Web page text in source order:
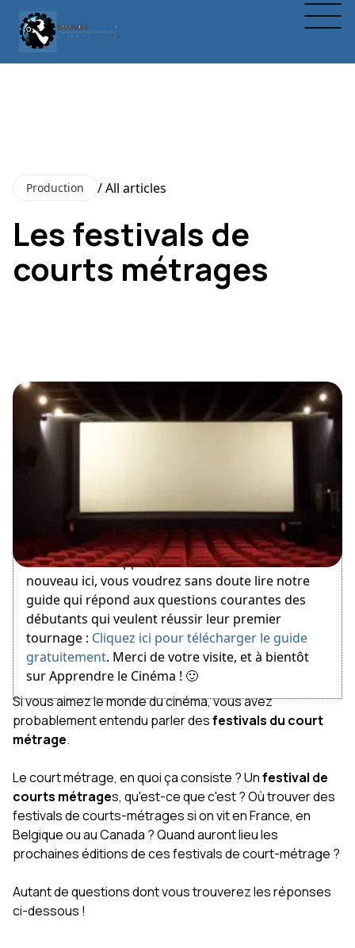
Production / All articles
Les festivals de
courts métrages
February 14, 2016
Bienvenue sur Apprendre le Cinéma ! Si vous êtes
nouveau ici, vous voudrez sans doute lire notre
guide qui répond aux questions courantes des
débutants qui veulent réussir leur premier
tournage : Cliquez ici pour télécharger le guide
gratuitement. Merci de votre visite, et à bientôt
sur Apprendre le Cinéma ! 🙂
Si vous aimez le monde du cinéma, vous avez
probablement entendu parler desfestivals du court
métrage.
Le court métrage, en quoi ça consiste ? Unfestival de
courts métrages, qu'est-ce que c'est ? Où trouver des
festivals de courts-métrages si on vit en France, en
Belgique ou au Canada ? Quand auront lieu les
prochaines éditions de ces festivals de court-métrage ?
Autant de questions dont vous trouverez les réponses
ci-dessous !